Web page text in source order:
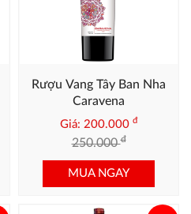
Rượu Vang Tây Ban Nha
Caravena
Giá: 200.000 đ
250.000đ
MUA NGAY